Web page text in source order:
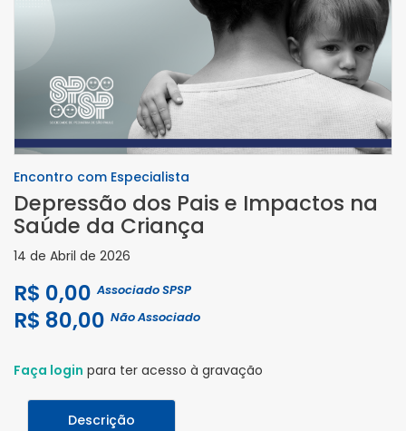
Encontro com Especialista
Depressão dos Pais e Impactos na
Saúde da Criança
14 de Abril de 2026
Associado SPSP
R$ 0,00
Não Associado
R$ 80,00
Faça login para ter acesso à gravação
Descrição